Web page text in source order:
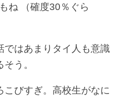
ね （確度30％ぐら
ではあまりタイ人も意識
う。
こびすぎ。高校生がなに